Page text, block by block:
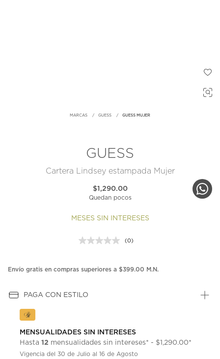
MARCAS GUESS GUESS MUJER
GUESS
Cartera Lindsey estampada Mujer
$1,290.00
Quedan pocos
MESES SIN INTERESES
Sin
en
(0)
Envío gratis en compras superiores a $399.00 M.N.
PAGA CON ESTILO
MENSUALIDADES SIN INTERESES
Hasta 12 mensualidades sin intereses* - $1,290.00*
Vigencia del 30 de Julio al 16 de Agosto